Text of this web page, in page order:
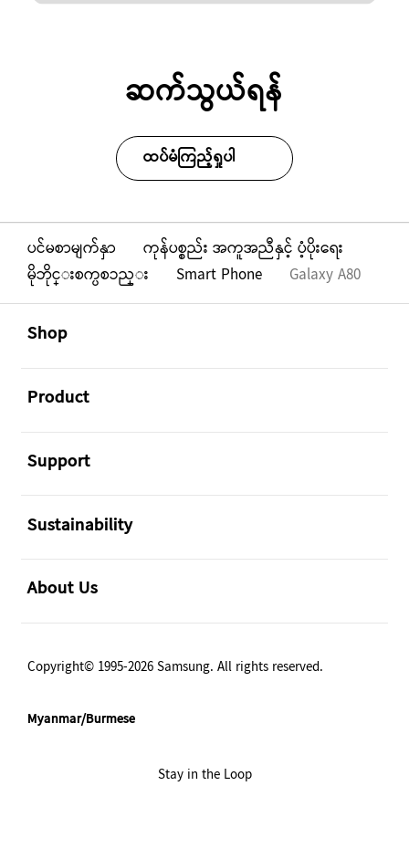
ဆက်သွယ်ရန်
ထပ်မံကြည့်ရှုပါ
ပင်မစာမျက်နှာ
ကုန်ပစ္စည်း အကူအညီနှင့် ပံ့ပိုးရေး
မိုဘိုင္းစက္ပစၥည္း
Smart Phone Galaxy A80
Shop
Product
Support
Sustainability
About Us
Copyright© 1995-2026 Samsung. All rights reserved.
Myanmar/Burmese
Stay in the Loop